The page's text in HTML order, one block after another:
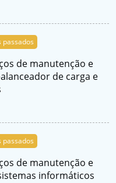
passados
de manutenção e
de carga e
passados
de manutenção e
informáticos